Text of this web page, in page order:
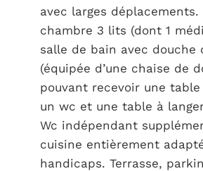
avec larges déplacements.
chambre 3 lits (dont 1
salle de bain avec douche
(équipée d’une chaise de
pouvant recevoir une table
un wc et une table à
Wc indépendant
cuisine entièrement
handicaps. Terrasse,